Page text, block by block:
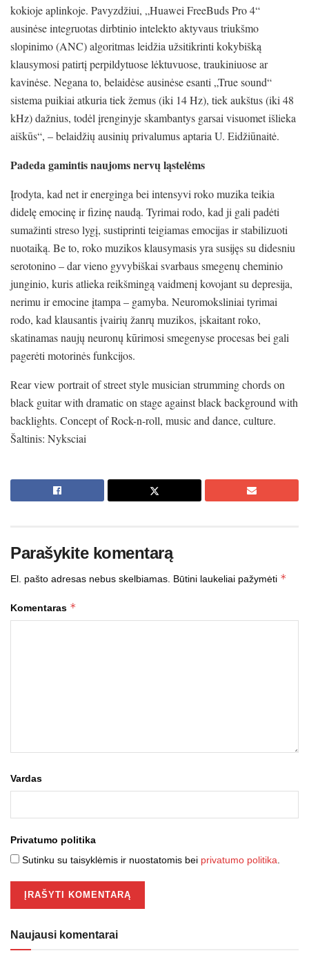
kokioje aplinkoje. Pavyzdžiui, „Huawei FreeBuds Pro 4“
ausinėse integruotas dirbtinio intelekto aktyvaus triukšmo
slopinimo (ANC) algoritmas leidžia užsitikrinti kokybišką
klausymosi patirtį perpildytuose lėktuvuose, traukiniuose ar
kavinėse. Negana to, belaidėse ausinėse esanti „True sound“
sistema puikiai atkuria tiek žemus (iki 14 Hz), tiek aukštus (iki 48
kHz) dažnius, todėl įrenginyje skambantys garsai visuomet išlieka
aiškūs“, – belaidžių ausinių privalumus aptaria U. Eidžiūnaitė.
Padeda gamintis naujoms nervų ląstelėms
Įrodyta, kad net ir energinga bei intensyvi roko muzika teikia
didelę emocinę ir fizinę naudą. Tyrimai rodo, kad ji gali padėti
sumažinti streso lygį, sustiprinti teigiamas emocijas ir stabilizuoti
nuotaiką. Be to, roko muzikos klausymasis yra susijęs su didesniu
serotonino – dar vieno gyvybiškai svarbaus smegenų cheminio
junginio, kuris atlieka reikšmingą vaidmenį kovojant su depresija,
nerimu ir emocine įtampa – gamyba. Neuromoksliniai tyrimai
rodo, kad klausantis įvairių žanrų muzikos, įskaitant roko,
skatinamas naujų neuronų kūrimosi smegenyse procesas bei gali
pagerėti motorinės funkcijos.
Rear view portrait of street style musician strumming chords on
black guitar with dramatic on stage against black background with
backlights. Concept of Rock-n-roll, music and dance, culture.
Šaltinis: Nyksciai
Parašykite komentarą
El. pašto adresas nebus skelbiamas. Būtini laukeliai pažymėti *
Komentaras *
Vardas
Privatumo politika
Sutinku su taisyklėmis ir nuostatomis bei privatumo politika
Naujausi komentarai